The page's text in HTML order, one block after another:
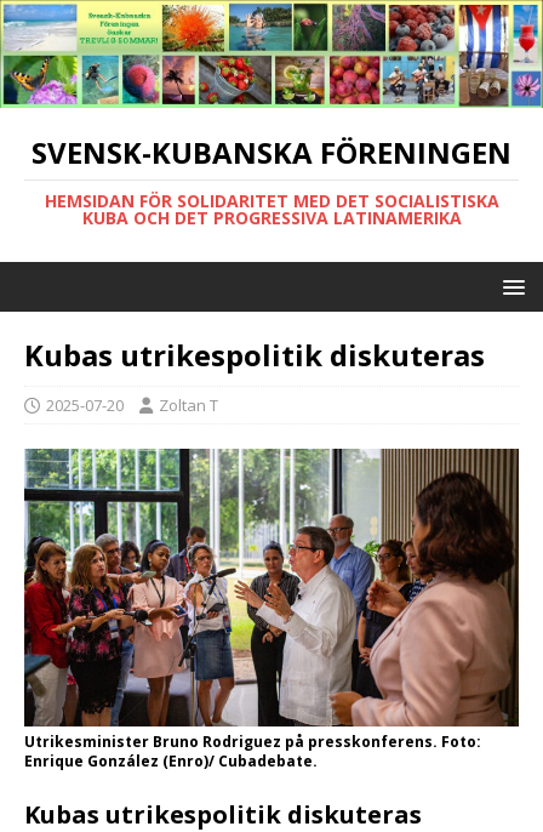
SVENSK-KUBANSKA FÖRENINGEN
HEMSIDAN FÖR SOLIDARITET MED DET SOCIALISTISKA
KUBA OCH DET PROGRESSIVA LATINAMERIKA
Kubas utrikespolitik diskuteras
2025-07-20 Zoltan T
Utrikesminister Bruno Rodriguez på presskonferens. Foto:
Enrique González (Enro)/ Cubadebate.
Kubas utrikespolitik diskuteras